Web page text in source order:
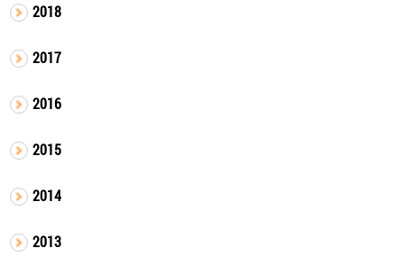
2018
2017
2016
2015
2014
2013